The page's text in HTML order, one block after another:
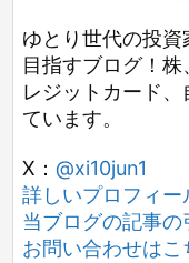
ゆとり世代の投
目指すブログ！
レジットカード
ています。
X： @xi10jun1
詳しいプロフィー
当ブログの記事
お問い合わせはこ